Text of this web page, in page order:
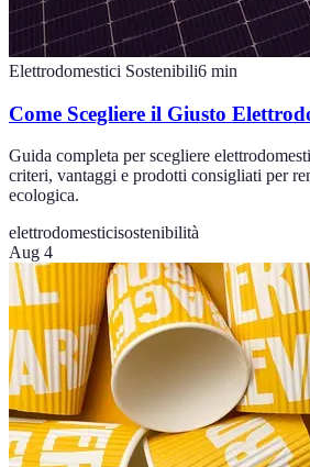
Elettrodomestici Sostenibili6 min
Come Scegliere il Giusto
Guida completa per scegliere
criteri, vantaggi e prodotti consigliati per
ecologica.
elettrodomesticisostenibilità
Aug 4